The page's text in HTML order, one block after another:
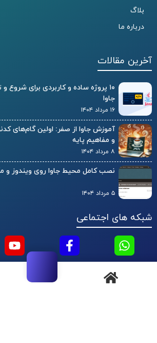
بلاگ
درباره ما
آخرین مقالات
۱۰ پروژه ساده و کاربردی برای شروع
جاوا
۱۶ مرداد ۱۴۰۴
و مفاهیم پایه
۸ مرداد ۱۴۰۴
نصب کامل محیط جاوا روی ویندوز و
۵ مرداد ۱۴۰۴
شبکه های اجتماعی